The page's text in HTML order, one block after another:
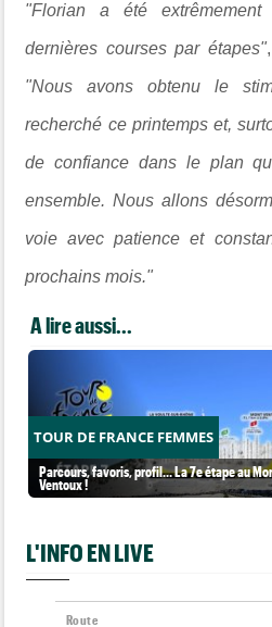
"Florian a été
dernières courses par étapes"
"Nous avons obtenu le
recherché ce printemps et,
de confiance dans le plan
ensemble. Nous allons
voie avec patience et
prochains mois."
A lire aussi...
TOUR DE FRANCE FEMMES
Parcours, favoris, profil… La 7e étape au
Ventoux !
L'INFO EN LIVE
Route